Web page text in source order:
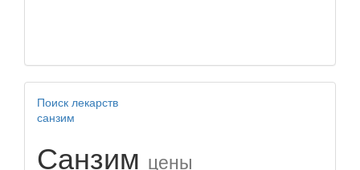
Поиск лекарств
санзим
Санзим цены